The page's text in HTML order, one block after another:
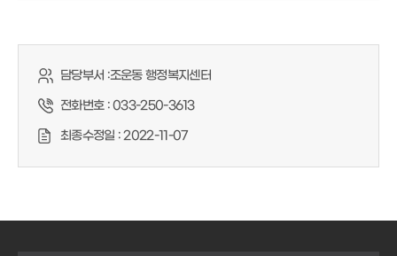
담당부서 :조운동 행정복지센터
전화번호 :033-250-3613
최종수정일 :2022-11-07